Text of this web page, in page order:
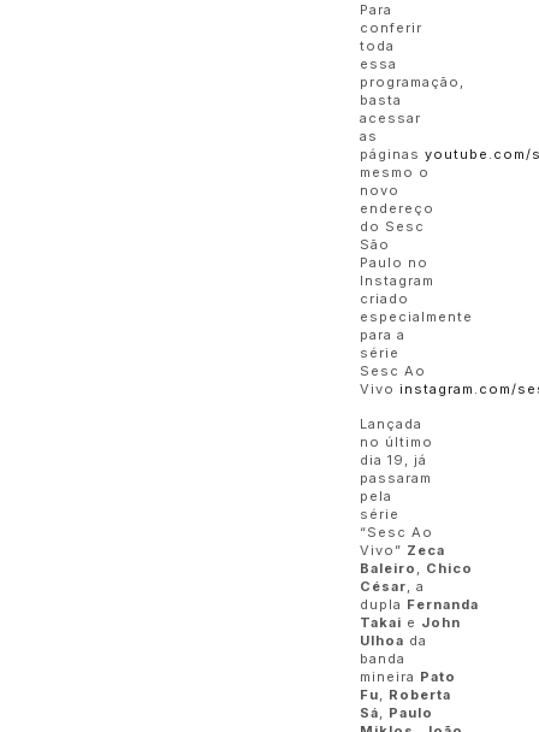
Para
conferir
toda
essa
programação,
basta
acessar
as
páginasyoutube.com/
mesmo o
novo
endereço
do Sesc
São
Paulo no
Instagram
criado
especialmente
para a
série
Sesc Ao
Vivoinstagram.com/
Lançada
no último
dia 19, já
passaram
pela
série
“Sesc Ao
Vivo” Zeca
Baleiro , Chico
César, a
dupla Fernanda
Takai e John
Ulhoa da
banda
mineira Pato
Fu, Roberta
Sá, Paulo